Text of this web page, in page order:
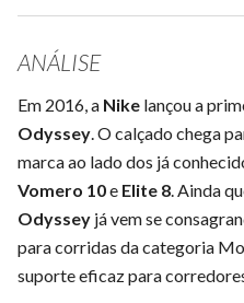
ANÁLISE
Em 2016, a Nike lançou a
Odyssey. O calçado chega
marca ao lado dos já
Vomero 10e Elite 8. Ainda
Odyssey já vem se
para corridas da categoria
suporte eficaz para